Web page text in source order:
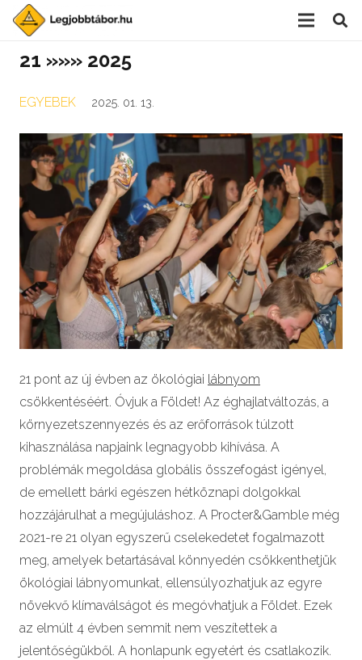
21 »»» 2025
EGYEBEK 2025. 01. 13.
21 pont az új évben az ökológiai lábnyom
csökkentéséért. Óvjuk a Földet! Az éghajlatváltozás, a
környezetszennyezés és az erőforrások túlzott
kihasználása napjaink legnagyobb kihívása. A
problémák megoldása globális összefogást igényel,
de emellett bárki egészen hétköznapi dolgokkal
hozzájárulhat a megújuláshoz. A Procter&Gamble még
2021-re 21 olyan egyszerű cselekedetet fogalmazott
meg, amelyek betartásával könnyedén csökkenthetjük
ökológiai lábnyomunkat, ellensúlyozhatjuk az egyre
növekvő klímaválságot és megóvhatjuk a Földet. Ezek
az elmúlt 4 évben semmit nem veszítettek a
jelentőségükből. A honlapunk egyetért és csatlakozik.